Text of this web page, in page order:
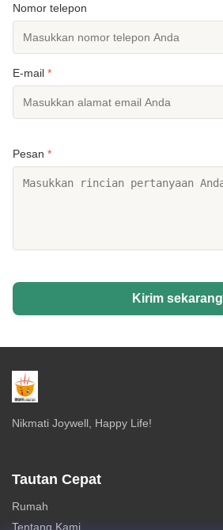
Nomor telepon
E-mail *
Pesan *
Kirim sekarang
Nikmati Joywell, Happy Life!
Tautan Cepat
Rumah
Tentang Kami